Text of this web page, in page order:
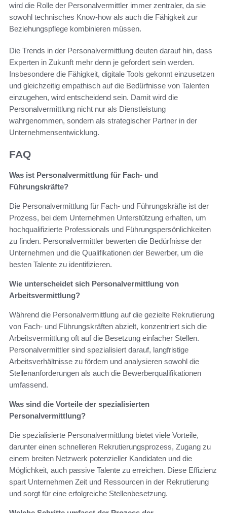
wird die Rolle der Personalvermittler immer zentraler, da sie
sowohl technisches Know-how als auch die Fähigkeit zur
Beziehungspflege kombinieren müssen.
Die Trends in der Personalvermittlung deuten darauf hin, dass
Experten in Zukunft mehr denn je gefordert sein werden.
Insbesondere die Fähigkeit, digitale Tools gekonnt einzusetzen
und gleichzeitig empathisch auf die Bedürfnisse von Talenten
einzugehen, wird entscheidend sein. Damit wird die
Personalvermittlung nicht nur als Dienstleistung
wahrgenommen, sondern als strategischer Partner in der
Unternehmensentwicklung.
FAQ
Was ist Personalvermittlung für Fach- und
Führungskräfte?
Die Personalvermittlung für Fach- und Führungskräfte ist der
Prozess, bei dem Unternehmen Unterstützung erhalten, um
hochqualifizierte Professionals und Führungspersönlichkeiten
zu finden. Personalvermittler bewerten die Bedürfnisse der
Unternehmen und die Qualifikationen der Bewerber, um die
besten Talente zu identifizieren.
Wie unterscheidet sich Personalvermittlung von
Arbeitsvermittlung?
Während die Personalvermittlung auf die gezielte Rekrutierung
von Fach- und Führungskräften abzielt, konzentriert sich die
Arbeitsvermittlung oft auf die Besetzung einfacher Stellen.
Personalvermittler sind spezialisiert darauf, langfristige
Arbeitsverhältnisse zu fördern und analysieren sowohl die
Stellenanforderungen als auch die Bewerberqualifikationen
umfassend.
Was sind die Vorteile der spezialisierten
Personalvermittlung?
Die spezialisierte Personalvermittlung bietet viele Vorteile,
darunter einen schnelleren Rekrutierungsprozess, Zugang zu
einem breiten Netzwerk potenzieller Kandidaten und die
Möglichkeit, auch passive Talente zu erreichen. Diese Effizienz
spart Unternehmen Zeit und Ressourcen in der Rekrutierung
und sorgt für eine erfolgreiche Stellenbesetzung.